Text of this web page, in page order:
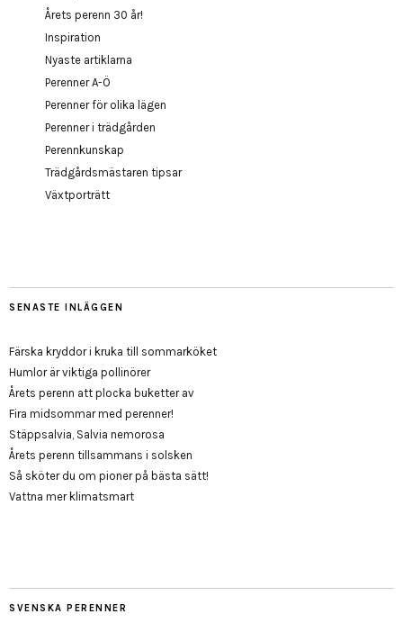
Årets perenn 30 år!
Inspiration
Nyaste artiklarna
Perenner A-Ö
Perenner för olika lägen
Perenner i trädgården
Perennkunskap
Trädgårdsmästaren tipsar
Växtporträtt
SENASTE INLÄGGEN
Färska kryddor i kruka till sommarköket
Humlor är viktiga pollinörer
Årets perenn att plocka buketter av
Fira midsommar med perenner!
Stäppsalvia, Salvia nemorosa
Årets perenn tillsammans i solsken
Så sköter du om pioner på bästa sätt!
Vattna mer klimatsmart
SVENSKA PERENNER